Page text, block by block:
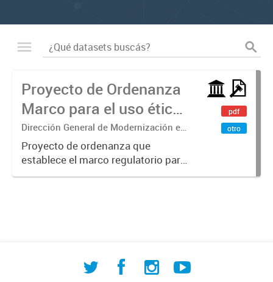
Proyecto de Ordenanza
Marco para el uso ético
de la IA
Dirección General de Modernización e
Investigación Territorial
Proyecto de ordenanza que
establece el marco regulatorio para
el uso ético, transparente y
pdf
otro